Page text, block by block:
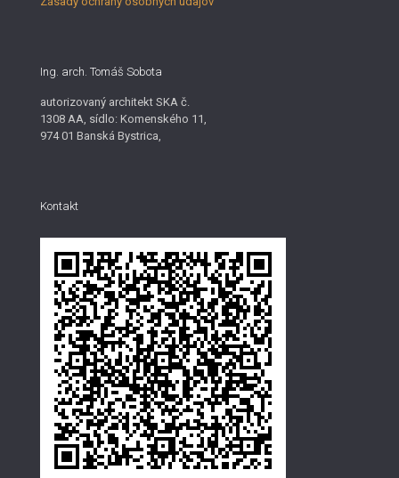
Ing. arch. Tomáš Sobota
autorizovaný architekt SKA č.
1308 AA, sídlo: Komenského 11,
974 01 Banská Bystrica,
Kontakt